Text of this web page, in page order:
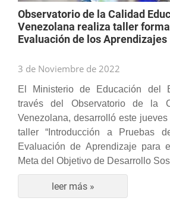
Observatorio de la Calidad
Venezolana realiza taller
Evaluación de los Aprendizajes
3 de Noviembre de 2022
El Ministerio de Educación del
través del Observatorio de la
Venezolana, desarrolló este
taller “Introducción a Pruebas
Evaluación de Aprendizaje para
Meta del Objetivo de Desarrollo
leer más »